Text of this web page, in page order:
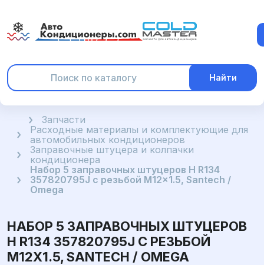
Найти
ГлавнаяЗапчасти
Расходные материалы и комплектующие для
автомобильных кондиционеров
Заправочные штуцера и колпачки
кондиционера
Набор 5 заправочных штуцеров H R134
357820795J с резьбой M12x1.5, Santech /
Omega
НАБОР 5 ЗАПРАВОЧНЫХ ШТУЦЕРОВ
H R134 357820795J С РЕЗЬБОЙ
M12X1.5, SANTECH / OMEGA